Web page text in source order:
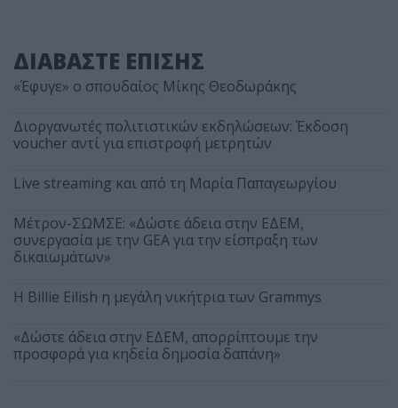
ΔΙΑΒΑΣΤΕ ΕΠΙΣΗΣ
«Έφυγε» ο σπουδαίος Μίκης Θεοδωράκης
Διοργανωτές πολιτιστικών εκδηλώσεων: Έκδοση
voucher αντί για επιστροφή μετρητών
Live streaming και από τη Μαρία Παπαγεωργίου
Μέτρον-ΣΩΜΣΕ: «Δώστε άδεια στην ΕΔΕΜ,
συνεργασία με την GEA για την είσπραξη των
δικαιωμάτων»
Η Billie Eilish η μεγάλη νικήτρια των Grammys
«Δώστε άδεια στην ΕΔΕΜ, απορρίπτουμε την
προσφορά για κηδεία δημοσία δαπάνη»